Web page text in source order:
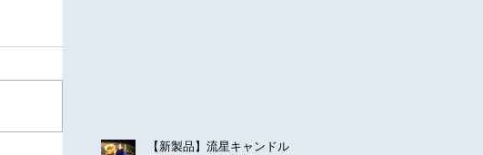
【新製品】流星キャンドル